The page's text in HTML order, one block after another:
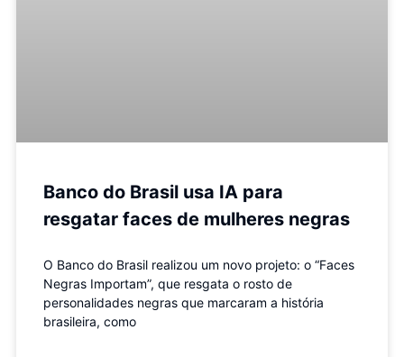
Banco do Brasil usa IA para
resgatar faces de mulheres negras
O Banco do Brasil realizou um novo projeto: o “Faces
Negras Importam”, que resgata o rosto de
personalidades negras que marcaram a história
brasileira, como